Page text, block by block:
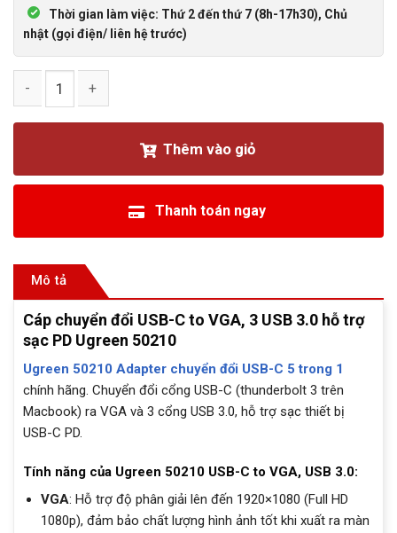
Thời gian làm việc: Thứ 2 đến thứ 7 (8h-17h30), Chủ
nhật (gọi điện/ liên hệ trước)
Thêm vào giỏ
Thanh toán ngay
Mô tả
Cáp chuyển đổi USB-C to VGA, 3 USB 3.0 hỗ trợ
sạc PD Ugreen 50210
Ugreen 50210 Adapter chuyển đổi USB-C 5 trong 1
chính hãng. Chuyển đổi cổng USB-C (thunderbolt 3 trên
Macbook) ra VGA và 3 cổng USB 3.0, hỗ trợ sạc thiết bị
USB-C PD.
Tính năng của Ugreen 50210 USB-C to VGA, USB 3.0:
VGA: Hỗ trợ độ phân giải lên đến 1920×1080 (Full HD
1080p), đảm bảo chất lượng hình ảnh tốt khi xuất ra màn